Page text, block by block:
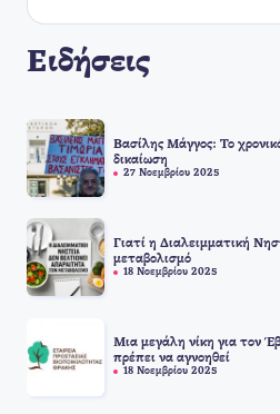
Ειδήσεις
Βασίλης Μάγγος: Το
δικαίωση
27 Νοεμβρίου 2025
Γιατί η Διαλειμματική
μεταβολισμό
18 Νοεμβρίου 2025
Μια μεγάλη νίκη για τον
πρέπει να αγνοηθεί
18 Νοεμβρίου 2025